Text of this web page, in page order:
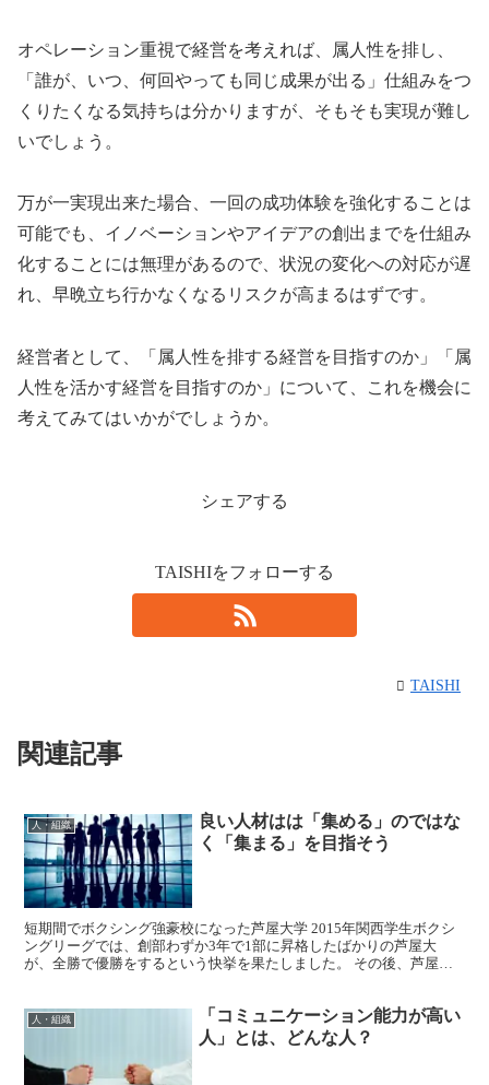
オペレーション重視で経営を考えれば、属人性を排し、
「誰が、いつ、何回やっても同じ成果が出る」仕組みをつ
くりたくなる気持ちは分かりますが、そもそも実現が難し
いでしょう。
万が一実現出来た場合、一回の成功体験を強化することは
可能でも、イノベーションやアイデアの創出までを仕組み
化することには無理があるので、状況の変化への対応が遅
れ、早晩立ち行かなくなるリスクが高まるはずです。
経営者として、「属人性を排する経営を目指すのか」「属
人性を活かす経営を目指すのか」について、これを機会に
考えてみてはいかがでしょうか。
シェアする
TAISHIをフォローする
TAISHI
関連記事
人・組織
良い人材はは「集める」のではな
く「集まる」を目指そう
短期間でボクシング強豪校になった芦屋大学 2015年関西学生ボクシ
ングリーグでは、創部わずか3年で1部に昇格したばかりの芦屋大
が、全勝で優勝をするという快挙を果たしました。 その後、芦屋大
人・組織
「コミュニケーション能力が高い
人」とは、どんな人？